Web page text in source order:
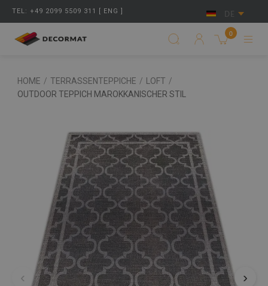
TEL: +49 2099 5509 311 [ ENG ] DE
0
HOME / TERRASSENTEPPICHE / LOFT /
OUTDOOR TEPPICH MAROKKANISCHER STIL
‹ ›